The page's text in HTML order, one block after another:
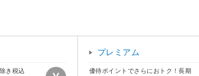
き税込
プレミアム
優待ポイントでさらにおトク！長期